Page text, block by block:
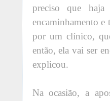
preciso que
encaminhamento e
por um clínico,
então, ela vai ser
explicou.
Na ocasião, a